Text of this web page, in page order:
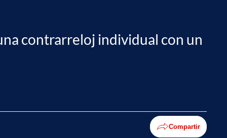
contrarreloj individual con un
Compartir